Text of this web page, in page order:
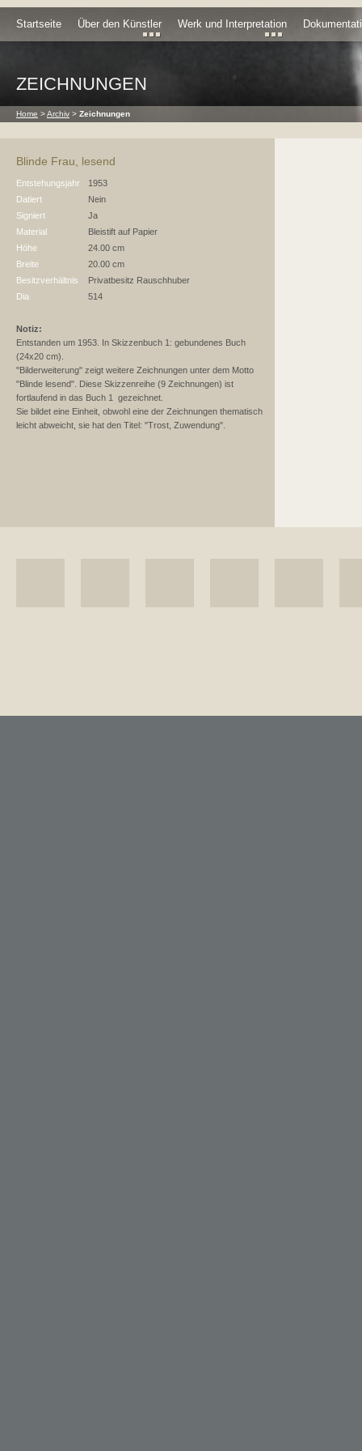
Startseite Über den Künstler Werk und Interpretation
ZEICHNUNGEN
Home >Archiv > Zeichnungen
Blinde Frau, lesend
Entstehungsjahr
1953
Datiert
Nein
Signiert
Ja
Material
Bleistift auf Papier
Höhe
24.00 cm
Breite
20.00 cm
Besitzverhältnis
Privatbesitz Rauschhuber
Dia
514
Notiz:
Entstanden um 1953. In Skizzenbuch 1: gebundenes Buch
(24x20 cm).
"Bilderweiterung" zeigt weitere Zeichnungen unter dem Motto
"Blinde lesend". Diese Skizzenreihe (9 Zeichnungen) ist
fortlaufend in das Buch 1 gezeichnet.
Sie bildet eine Einheit, obwohl eine der Zeichnungen thematisch
leicht abweicht, sie hat den Titel: "Trost, Zuwendung".